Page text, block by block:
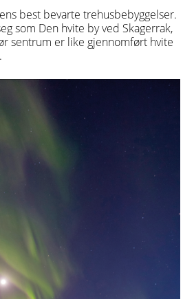
best bevarte trehusbebyggelser.
som Den hvite by ved Skagerrak,
sentrum er like gjennomført hvite